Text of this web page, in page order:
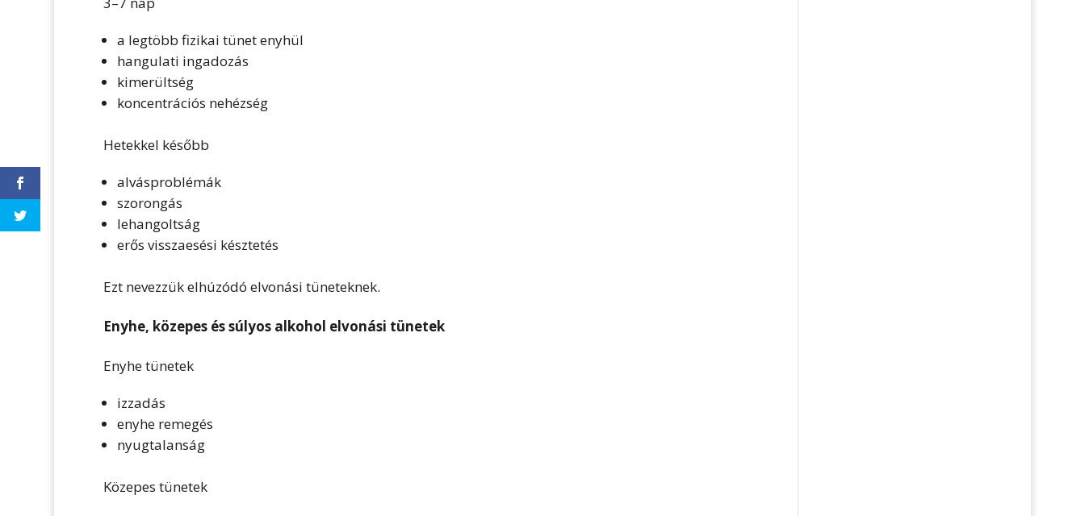
a legtöbb fizikai tünet enyhül
hangulati ingadozás
kimerültség
koncentrációs nehézség
Hetekkel később
alvásproblémák
szorongás
lehangoltság
erős visszaesési késztetés
Ezt nevezzük elhúzódó elvonási tüneteknek.
Enyhe, közepes és súlyos alkohol elvonási tünetek
Enyhe tünetek
izzadás
enyhe remegés
nyugtalanság
Közepes tünetek